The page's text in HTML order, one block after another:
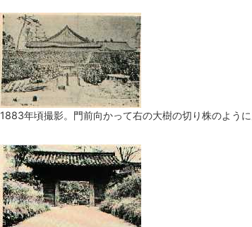
1883年頃撮影。門前向かって右の大樹の切り株のよう